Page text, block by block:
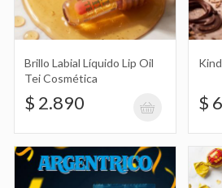
Alfajor Rasta
Merengue
$ 3.290
Bombones
Brillo Labial Líquido Lip Oil
Tei Cosmética
$ 2.890 $